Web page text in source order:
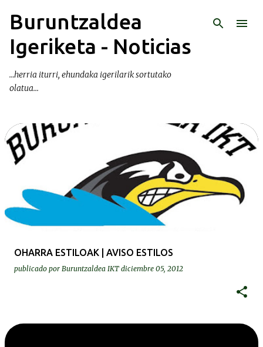
Ir al contenido principal
Buruntzaldea
Igeriketa - Noticias
...herria iturri, ehundaka igerilarik sortutako
olatua...
E
a
OHARRA ESTILOAK | AVISO ESTILOS
publicado por Buruntzaldea IKT diciembre 05, 2012